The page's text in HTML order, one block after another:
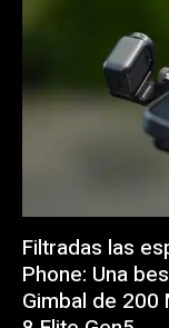
Filtradas las
Phone: Una
Gimbal de 200